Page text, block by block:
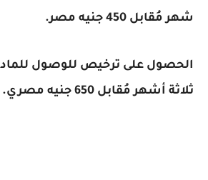
شهر مُقابل 450 جنيه مصر.
الحصول على ترخيص للوصول
ثلاثة أشهر مُقابل 650 جنيه مصري.